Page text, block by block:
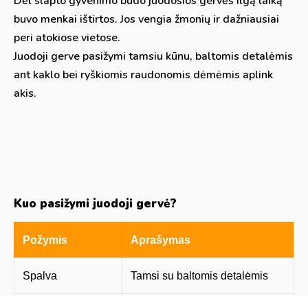
buvo menkai ištirtos. Jos vengia žmonių ir dažniausiai
peri atokiose vietose.
Juodoji gerve pasižymi tamsiu kūnu, baltomis detalėmis
ant kaklo bei ryškiomis raudonomis dėmėmis aplink
akis.
Kuo pasižymi juodoji gervė?
Požymis Aprašymas
Spalva Tamsi su baltomis detalėmis